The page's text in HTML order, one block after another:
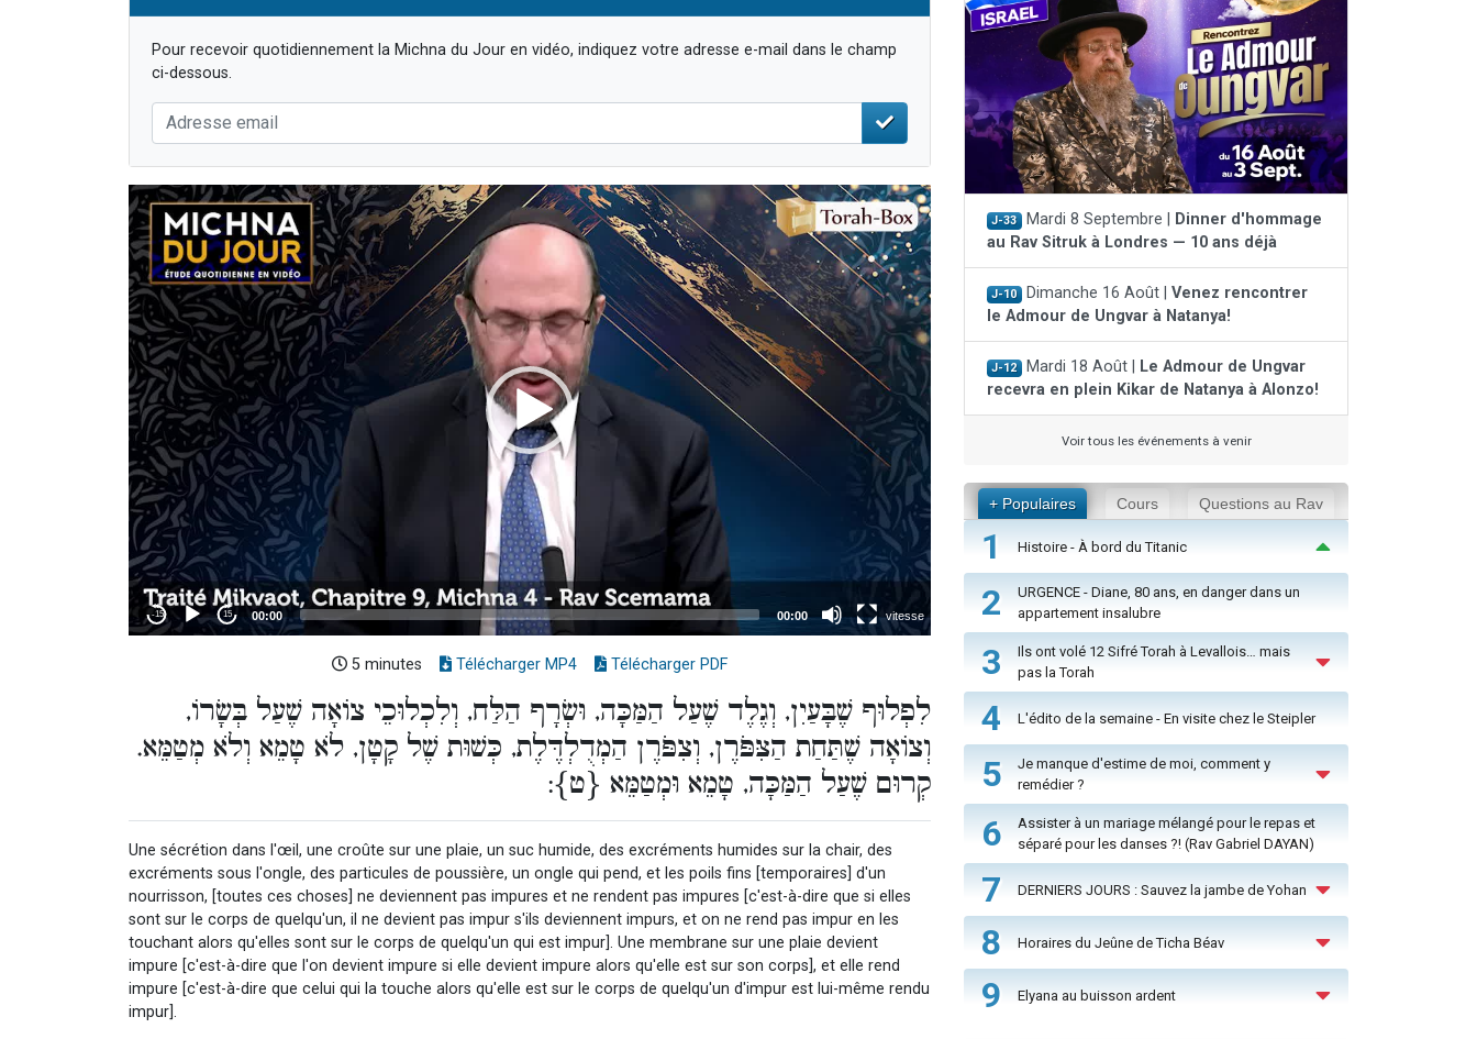
Pour recevoir quotidiennement la Michna du Jour en vidéo, indiquez votre adresse e-mail dans le champ
ci-dessous.
5 minutes Télécharger MP4 Télécharger PDF
לִפְלוּף שֶׁבָּעַיִן, וְגֶלֶד שֶׁעַל הַמַּכָּה, וּשְׂרָף הַלַּח, וְלִכְלוּכֵי צוֹאָה שֶׁעַל בְּשָׂרוֹ,
וְצוֹאָה שֶׁתַּחַת הַצִּפֹּרֶן, וְצִפֹּרֶן הַמְדֻלְדֶּלֶת, כְּשׁוּת שֶׁל קָטָן, לֹא טָמֵא וְלֹא מְטַמֵּא.
קְרוּם שֶׁעַל הַמַּכָּה, טָמֵא וּמְטַמֵּא {ט}:
Une sécrétion dans l'œil, une croûte sur une plaie, un suc humide, des excréments humides sur la chair, des
excréments sous l'ongle, des particules de poussière, un ongle qui pend, et les poils fins [temporaires] d'un
nourrisson, [toutes ces choses] ne deviennent pas impures et ne rendent pas impures [c'est-à-dire que si elles
sont sur le corps de quelqu'un, il ne devient pas impur s'ils deviennent impurs, et on ne rend pas impur en les
touchant alors qu'elles sont sur le corps de quelqu'un qui est impur]. Une membrane sur une plaie devient
impure [c'est-à-dire que l'on devient impure si elle devient impure alors qu'elle est sur son corps], et elle rend
impure [c'est-à-dire que celui qui la touche alors qu'elle est sur le corps de quelqu'un d'impur est lui-même rendu
impur].
J-33 Mardi 8 Septembre |
Dinner d'hommage
au Rav Sitruk à Londres — 10 ans déjà
J-10 Dimanche 16 Août | Venez rencontrer
le Admour de Ungvar à Natanya!
J-12 Mardi 18 Août |
Le Admour de Ungvar
recevra en plein Kikar de Natanya à Alonzo!
Voir tous les événements à venir
+ Populaires Cours Questions au Rav
1 Histoire - À bord du Titanic
2
URGENCE - Diane, 80 ans, en danger dans un
appartement insalubre
3
Ils ont volé 12 Sifré Torah à Levallois… mais
pas la Torah
4 L'édito de la semaine - En visite chez le Steipler
5
Je manque d'estime de moi, comment y
remédier ?
6
Assister à un mariage mélangé pour le repas et
séparé pour les danses ?! (Rav Gabriel DAYAN)
7 DERNIERS JOURS : Sauvez la jambe de Yohan
8 Horaires du Jeûne de Ticha Béav
9 Elyana au buisson ardent